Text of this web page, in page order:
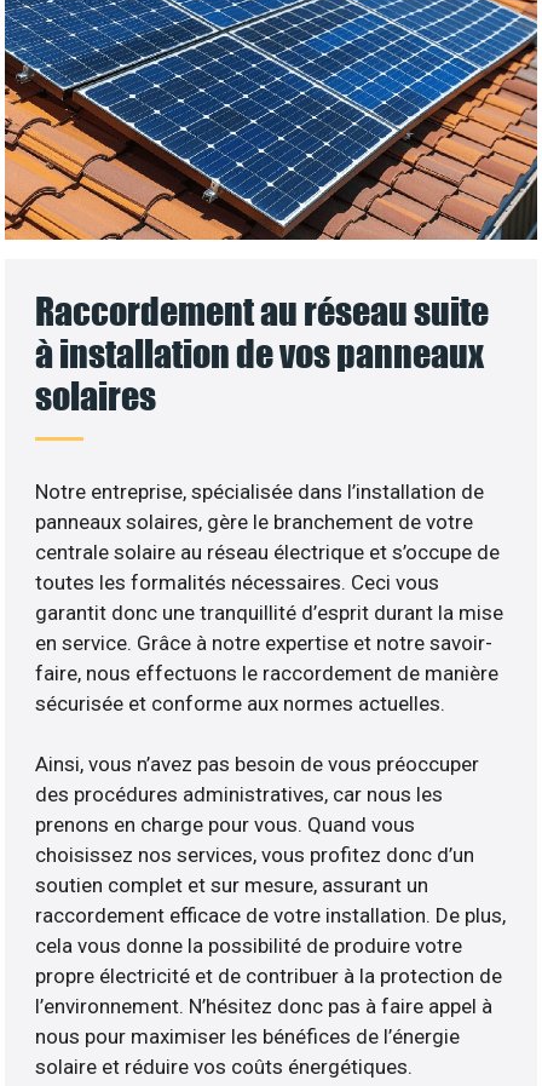
Raccordement au réseau suite
à installation de vos panneaux
solaires
Notre entreprise, spécialisée dans l’installation de
panneaux solaires, gère le branchement de votre
centrale solaire au réseau électrique et s’occupe de
toutes les formalités nécessaires. Ceci vous
garantit donc une tranquillité d’esprit durant la mise
en service. Grâce à notre expertise et notre savoir-
faire, nous effectuons le raccordement de manière
sécurisée et conforme aux normes actuelles.
Ainsi, vous n’avez pas besoin de vous préoccuper
des procédures administratives, car nous les
prenons en charge pour vous. Quand vous
choisissez nos services, vous profitez donc d’un
soutien complet et sur mesure, assurant un
raccordement efficace de votre installation. De plus,
cela vous donne la possibilité de produire votre
propre électricité et de contribuer à la protection de
l’environnement. N’hésitez donc pas à faire appel à
nous pour maximiser les bénéfices de l’énergie
solaire et réduire vos coûts énergétiques.